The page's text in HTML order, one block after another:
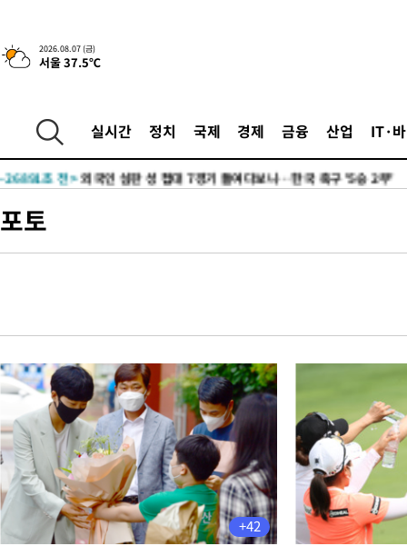
2026.08.07 (금)
서울 37.5℃
실시간 정치 국제 경제 금융 산업 IT·
압수수색
-30782초 전 >
SK하이닉스, 용인·청주 팹에 54조 투자…"AI 메모리 수요 선
-27638초 전 >
-26891초 전 >외국인 심판 성 접대 7경기 들여다보니…한국 축구 '5승 2무'
-26578초 전 >
-26558초 전 >[속보]원·달러 환율, 7.7원 내린 1416.1원 마감
-21403초 전 >[속보]규제합리화위원회 부위원장에 김태유 서울대 공대 교
병태 후임
-17761초 전 >[속보]국힘 윤리위, '돌려차기 발언' 진종오·서범수 징계 절차
-13086초 전 > [속보] 7월 중국 수출 23.9%↑ 수입 27.5%↑…무역총액
25.3%↑
-10246초 전 >[속보]'채상병 순직 책임' 임성근, 항소심도 징역 3년
-10112초 전 >[속보]종합특검, '관저이전 봐주기 감사' 유병호 구속기소
-6712초 전 >민주 콩고 에볼라환자 4천명 돌파, 4053명 발생 1850명 사망
-5962초 전 >[속보]'300억원대 사기 혐의' 차가원 대표 구속 송치
포토
+42